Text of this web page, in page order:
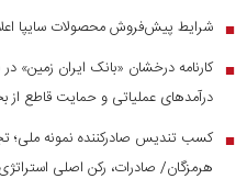
■ شرایط پیش‌فروش محصولات سایپا
■
درآمد‌های عملیاتی و حمایت قاطع
■ کسب تندیس صادرکننده نمونه ملی؛
هرمزگان/ صادرات، رکن اصلی